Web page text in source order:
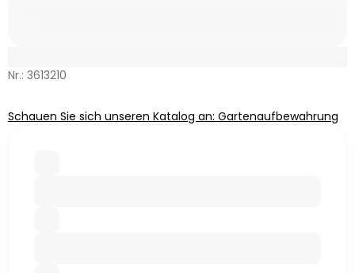
Nr.: 3613210
Schauen Sie sich unseren Katalog an: Gartenaufbewahrung